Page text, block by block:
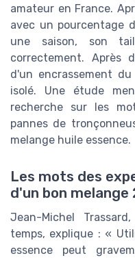
amateur en France.
avec un pourcentage
une saison, son
correctement. Après
d'un encrassement
isolé. Une étude
recherche sur les
pannes de
melange huile essence.
Les mots des
d'un bon melange
Jean-Michel
temps, explique : «
essence peut